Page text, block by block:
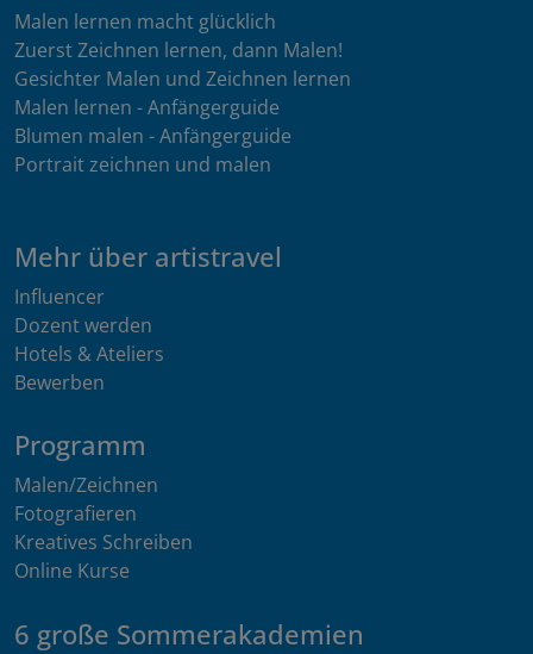
Malen lernen macht glücklich
Zuerst Zeichnen lernen, dann Malen!
Gesichter Malen und Zeichnen lernen
Malen lernen - Anfängerguide
Blumen malen - Anfängerguide
Portrait zeichnen und malen
Mehr über artistravel
Influencer
Dozent werden
Hotels & Ateliers
Bewerben
Programm
Malen/Zeichnen
Fotografieren
Kreatives Schreiben
Online Kurse
6 große Sommerakademien